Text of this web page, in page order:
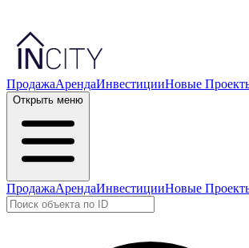
ПродажаАрендаИнвестицииНовые
Открыть меню
ПродажаАрендаИнвестицииНовые